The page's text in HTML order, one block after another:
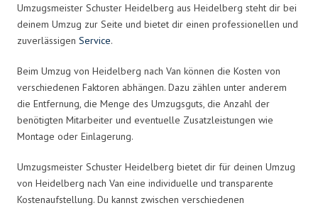
Umzugsmeister Schuster Heidelberg aus Heidelberg steht dir bei
deinem Umzug zur Seite und bietet dir einen professionellen und
zuverlässigen Service.
Beim Umzug von Heidelberg nach Van können die Kosten von
verschiedenen Faktoren abhängen. Dazu zählen unter anderem
die Entfernung, die Menge des Umzugsguts, die Anzahl der
benötigten Mitarbeiter und eventuelle Zusatzleistungen wie
Montage oder Einlagerung.
Umzugsmeister Schuster Heidelberg bietet dir für deinen Umzug
von Heidelberg nach Van eine individuelle und transparente
Kostenaufstellung. Du kannst zwischen verschiedenen